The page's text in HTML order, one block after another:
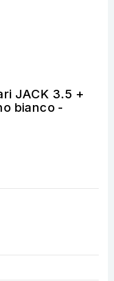
JACK 3.5 +
bianco -